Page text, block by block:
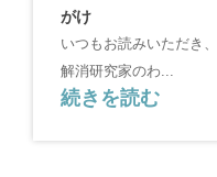
がけ
いつもお読みいただき
解消研究家のわ...
続きを読む